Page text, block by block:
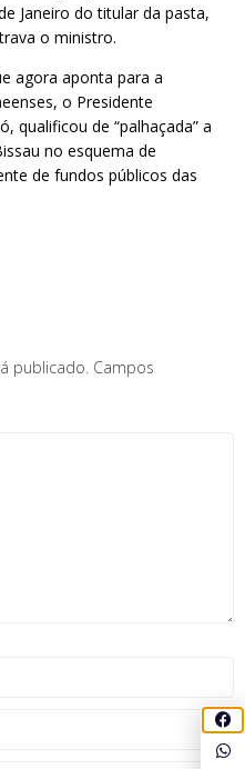
Janeiro do titular da pasta,
o ministro.
agora aponta para a
o Presidente
qualificou de “palhaçada” a
no esquema de
de fundos públicos das
publicado. Campos